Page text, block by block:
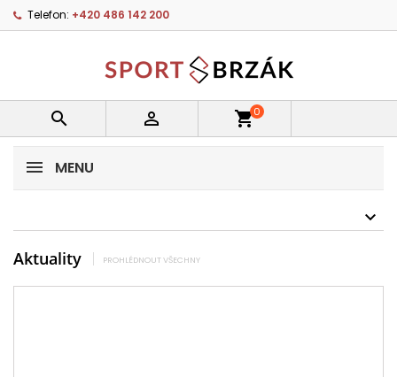
Telefon: +420 486 142 200
  shopping_cart0
MENU
Aktuality PROHLÉDNOUT VŠECHNY